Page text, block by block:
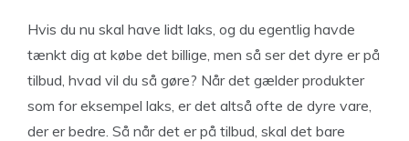
Hvis du nu skal have lidt laks, og du egentlig havde
tænkt dig at købe det billige, men så ser det dyre er på
tilbud, hvad vil du så gøre? Når det gælder produkter
som for eksempel laks, er det altså ofte de dyre vare,
der er bedre. Så når det er på tilbud, skal det bare